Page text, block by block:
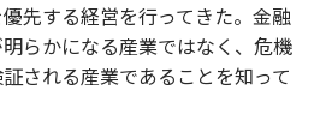
先する経営を行ってきた。金融
らかになる産業ではなく、危機
される産業であることを知って